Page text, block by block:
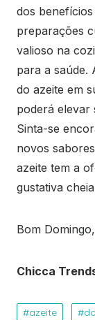
dos
preparações
valioso na
para a saúde.
do azeite em
poderá elevar
Sinta-se
novos
azeite tem a
gustativa
Bom
Chicca
azeite